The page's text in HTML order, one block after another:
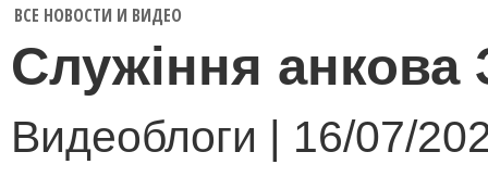
ВСЕ НОВОСТИ И ВИДЕО
Служіння анкова
Видеоблоги | 16/07/